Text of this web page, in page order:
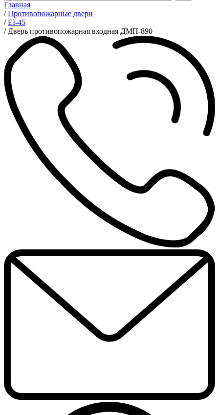
Главная
/ Противопожарные двери
/ EI-45
/ Дверь противопожарная входная ДМП-890